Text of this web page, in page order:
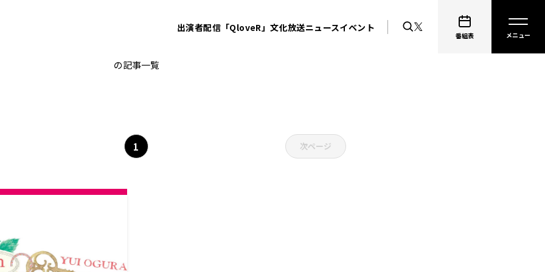
出演者配信「QloveR」文化放送ニュースイベント
番組表
小倉唯のyui*room
の記事一覧
1 次ページ